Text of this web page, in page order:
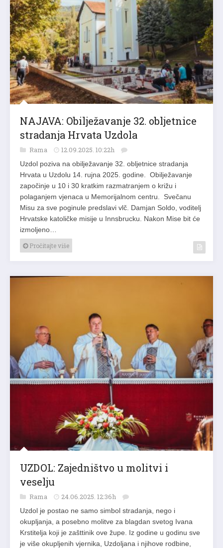
NAJAVA: Obilježavanje 32. obljetnice
stradanja Hrvata Uzdola
Rama 12.09.2025. 10:22h
Uzdol poziva na obilježavanje 32. obljetnice stradanja
Hrvata u Uzdolu 14. rujna 2025. godine. Obilježavanje
započinje u 10 i 30 kratkim razmatranjem o križu i
polaganjem vjenaca u Memorijalnom centru. Svečanu
Misu za sve poginule predslavi vlč. Damjan Soldo, voditelj
Hrvatske katoličke misije u Innsbrucku. Nakon Mise bit će
izmoljeno…
Pročitajte više
UZDOL: Zajedništvo u molitvi i
veselju
Rama 24.06.2025. 12:36h
Uzdol je postao ne samo simbol stradanja, nego i
okupljanja, a posebno molitve za blagdan svetog Ivana
Krstitelja koji je zašttinik ove župe. Iz godine u godinu sve
je više okupljenih vjernika, Uzdoljana i njihove rodbine,